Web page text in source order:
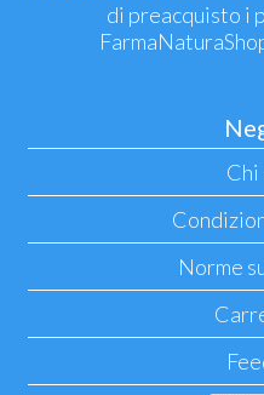
di preacquisto i
Chi
Norme